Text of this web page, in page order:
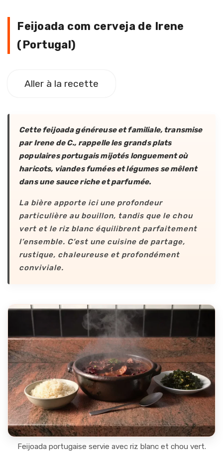
Feijoada com cerveja de Irene
Feijoada com cerveja de Irene
(Portugal)
Aller à la recette
Cette feijoada généreuse et familiale, transmise
par Irene de C., rappelle les grands plats
populaires portugais mijotés longuement où
haricots, viandes fumées et légumes se mêlent
dans une sauce riche et parfumée.
La bière apporte ici une profondeur
particulière au bouillon, tandis que le chou
vert et le riz blanc équilibrent parfaitement
l’ensemble. C’est une cuisine de partage,
rustique, chaleureuse et profondément
conviviale.
Feijoada portugaise servie avec riz blanc et chou vert.